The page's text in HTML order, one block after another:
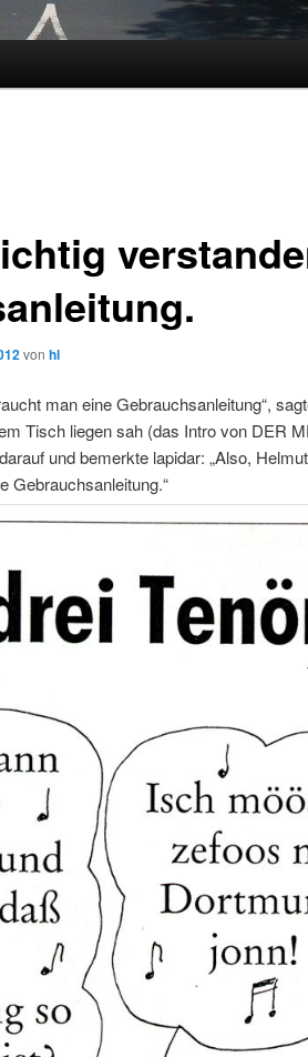
von hl
man eine Gebrauchsanleitung“,
Tisch liegen sah (das Intro von DER
und bemerkte lapidar: „Also,
Gebrauchsanleitung.“